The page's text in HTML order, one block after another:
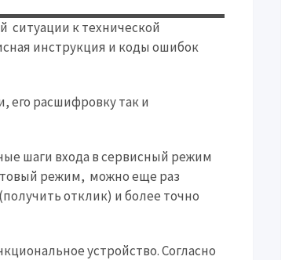
ситуации к технической
инструкция и коды ошибок
его расшифровку так и
шаги входа в сервисный режим
режим, можно еще раз
отклик) и более точно
устройство. Согласно